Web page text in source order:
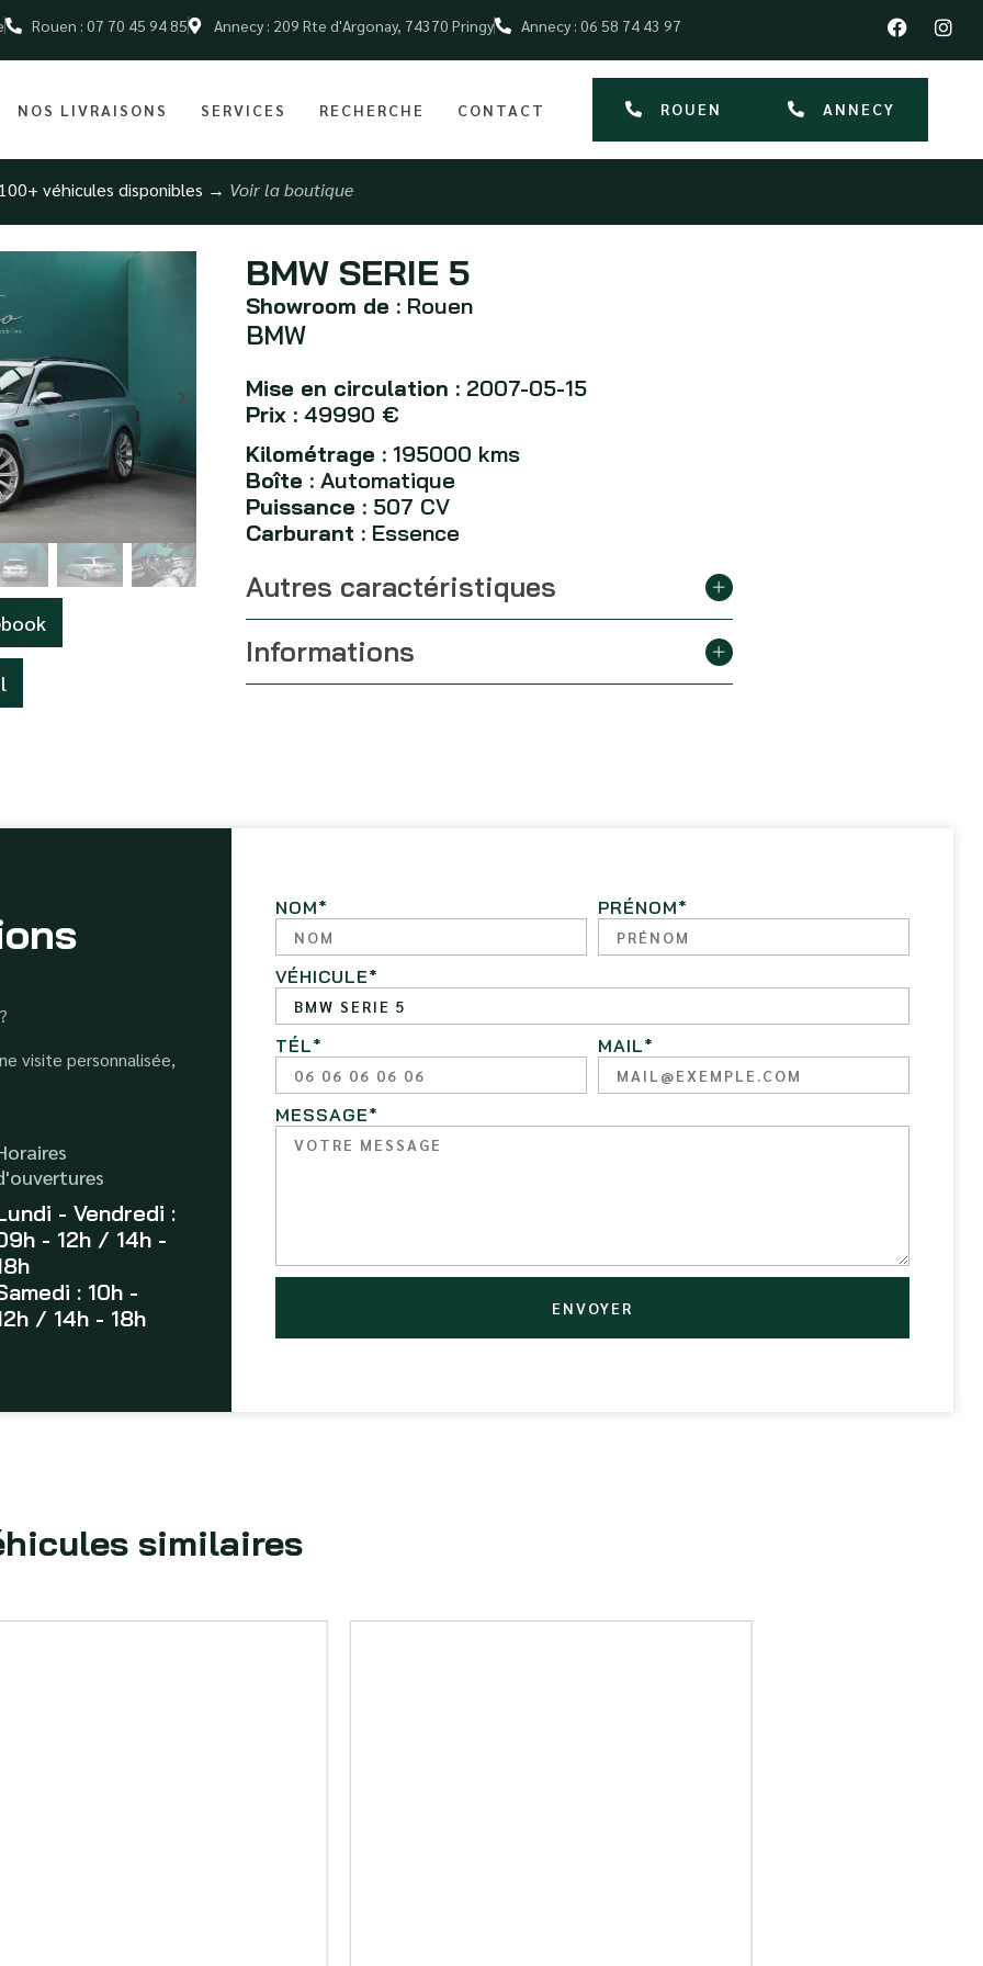
Rouen : 07 70 45 94 85 Annecy : 209 Rte d'Argonay, 74370 Pringy Annecy : 06 58 74 43 97
NOS LIVRAISONS SERVICES RECHERCHE CONTACT ROUEN ANNECY
véhicules disponibles → Voir la boutique
BMW SERIE 5
Showroom de : Rouen
BMW
Mise en circulation : 2007-05-15
Prix : 49990 €
Kilométrage : 195000 kms
Boîte : Automatique
Puissance : 507 CV
Carburant : Essence
Autres caractéristiques
Informations
visite personnalisée,
- Vendredi :
- 12h / 14h -
: 10h -
/ 14h - 18h
NOM* PRÉNOM*
VÉHICULE*
TÉL* MAIL*
MESSAGE*
ENVOYER
similaires